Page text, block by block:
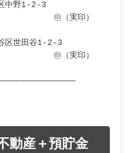
中野1-2-3
　　　　　㊞（実印）
区世田谷1-2-3
　　　　　㊞（実印）
動産＋預貯金